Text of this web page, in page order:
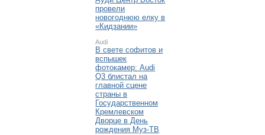
провели
новогоднюю елку в
«Кидзании»
Audi
В свете софитов и
вспышек
фотокамер: Audi
Q3 блистал на
главной сцене
страны в
Государственном
Кремлевском
Дворце в День
рождения Муз-ТВ